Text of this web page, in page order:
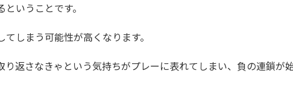
いうことです。
しまう可能性が高くなります。
返さなきゃという気持ちがプレーに表れてしまい、負の連鎖が